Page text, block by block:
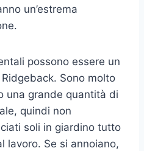
un’estrema
possono essere un
Sono molto
una grande quantità di
quindi non
soli in giardino tutto
lavoro. Se si annoiano,